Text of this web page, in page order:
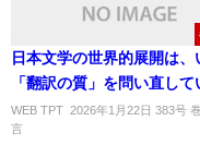
日本文学の世界的展開は、
「翻訳の質」を問い直して
WEB TPT 2026年1月22日 383号